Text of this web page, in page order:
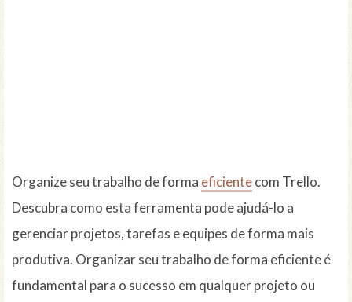
Organize seu trabalho de forma eficientecom Trello.
Descubra como esta ferramenta pode ajudá-lo a
gerenciar projetos, tarefas e equipes de forma mais
produtiva. Organizar seu trabalho de forma eficiente é
fundamental para o sucesso em qualquer projeto ou